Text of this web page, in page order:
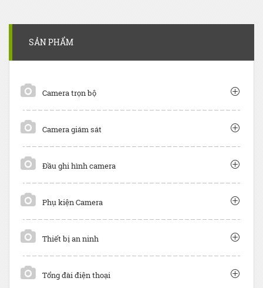
SẢN PHẨM
Camera trọn bộ
Camera giám sát
Đầu ghi hình camera
Phụ kiện Camera
Thiết bị an ninh
Tổng đài điện thoại